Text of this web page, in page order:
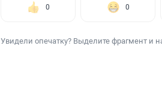
0 0
Увидели опечатку? Выделите фрагмент и